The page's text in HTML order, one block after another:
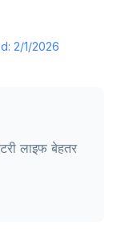
2/1/2026
लाइफ बेहतर